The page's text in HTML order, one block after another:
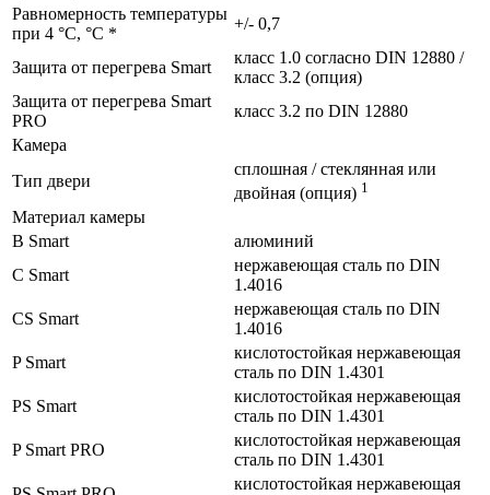
Равномерность температуры
при 4 °C, °C *
+/- 0,7
Защита от перегрева Smart
класс 1.0 согласно DIN 12880 /
класс 3.2 (опция)
Защита от перегрева Smart
PRO
класс 3.2 по DIN 12880
Камера
Тип двери
сплошная / стеклянная или
двойная (опция) 1
Материал камеры
B Smart
алюминий
C Smart
нержавеющая сталь по DIN
1.4016
CS Smart
нержавеющая сталь по DIN
1.4016
P Smart
кислотостойкая нержавеющая
сталь по DIN 1.4301
PS Smart
кислотостойкая нержавеющая
сталь по DIN 1.4301
P Smart PRO
кислотостойкая нержавеющая
сталь по DIN 1.4301
кислотостойкая нержавеющая